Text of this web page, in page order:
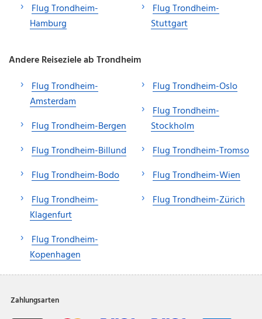
Flug Trondheim-
Hamburg
Flug Trondheim-
Stuttgart
Andere Reiseziele ab Trondheim
Flug Trondheim-
Amsterdam
Flug Trondheim-Bergen
Flug Trondheim-Billund
Flug Trondheim-Bodo
Flug Trondheim-
Klagenfurt
Flug Trondheim-
Kopenhagen
Flug Trondheim-Oslo
Flug Trondheim-
Stockholm
Flug Trondheim-Tromso
Flug Trondheim-Wien
Flug Trondheim-Zürich